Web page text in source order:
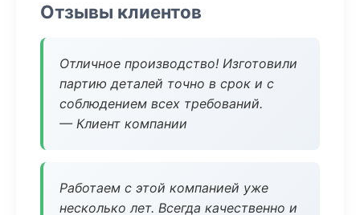
Отзывы клиентов
Отличное производство! Изготовили
партию деталей точно в срок и с
соблюдением всех требований.
— Клиент компании
Работаем с этой компанией уже
несколько лет. Всегда качественно и